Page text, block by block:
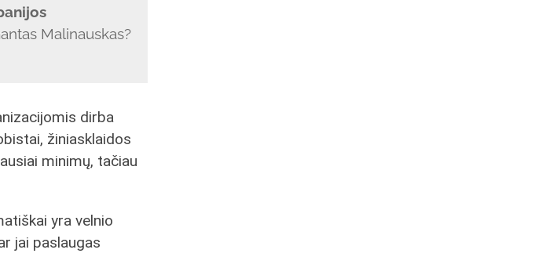
Malinauskas?
dirba
žiniasklaidos
minimų, tačiau
yra velnio
jai paslaugas